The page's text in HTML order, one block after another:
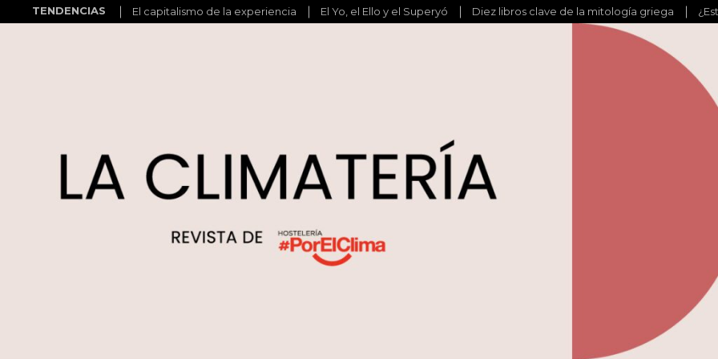
TENDENCIAS El capitalismo de la experiencia El Yo, el Ello y el Superyó Diez libros clave de la mitología griega